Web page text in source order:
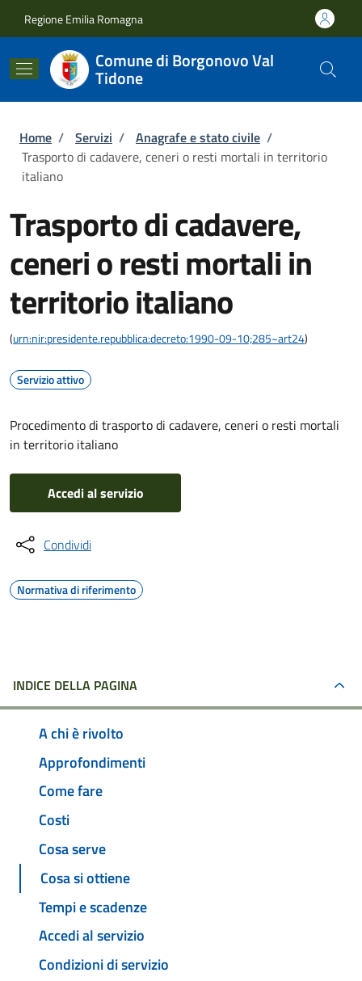
Regione Emilia Romagna
Comune di Borgonovo Val
Tidone
Briciole di pane
Home / Servizi / Anagrafe e stato civile /
Trasporto di cadavere, ceneri o resti mortali in territorio
italiano
Trasporto di cadavere,
ceneri o resti mortali in
territorio italiano
(urn:nir:presidente.repubblica:decreto:1990-09-10;285~art24)
Servizio attivo
Procedimento di trasporto di cadavere, ceneri o resti mortali
in territorio italiano
Accedi al servizio
Condividi
Normativa di riferimento
INDICE DELLA PAGINA
A chi è rivolto
Approfondimenti
Come fare
Costi
Cosa serve
Cosa si ottiene
Tempi e scadenze
Accedi al servizio
Condizioni di servizio